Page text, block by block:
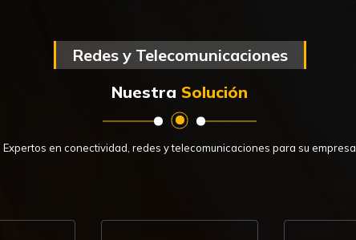
Redes y Telecomunicaciones
Nuestra Solución
Expertos en conectividad, redes y telecomunicaciones para su empresa